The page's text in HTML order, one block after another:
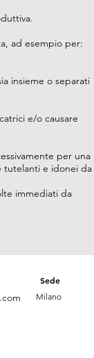
ad esempio per:
insieme o separati
e/o causare
per una
tutelanti e idonei da
immediati da
Sede
Milano